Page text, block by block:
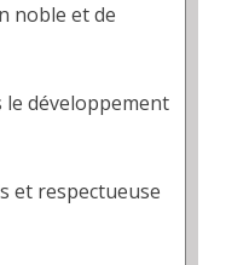
noble et de
le développement
et respectueuse